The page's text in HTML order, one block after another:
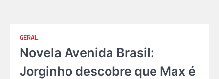
GERAL
Novela Avenida Brasil:
Jorginho descobre que Max é